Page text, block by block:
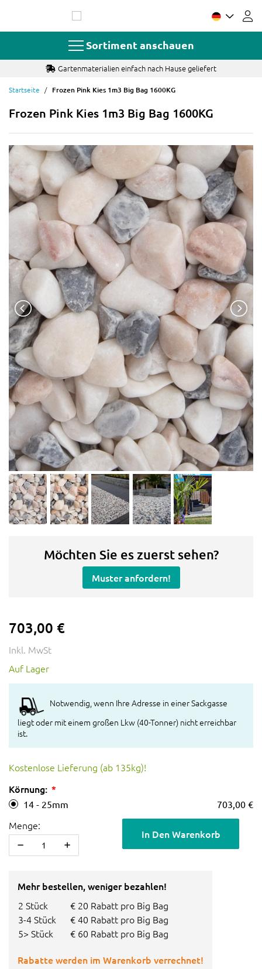
springen
Sortiment anschauen
Gartenmaterialien einfach nach Hause geliefert
Startseite Frozen Pink Kies 1m3 Big Bag 1600KG
Frozen Pink Kies 1m3 Big Bag 1600KG
Möchten Sie es zuerst sehen?
Muster anfordern!
703,00 €
Inkl. MwSt
Auf Lager
Notwendig, wenn Ihre Adresse in einer Sackgasse
liegt oder mit einem großen Lkw (40-Tonner) nicht erreichbar
ist.
Kostenlose Lieferung (ab 135kg)!
Körnung:
14 - 25mm 703,00 €
Menge:
In Den Warenkorb
Mehr bestellen, weniger bezahlen!
2 Stück
€ 20 Rabatt pro Big Bag
3-4 Stück
€ 40 Rabatt pro Big Bag
5> Stück
€ 60 Rabatt pro Big Bag
Rabatte werden im Warenkorb verrechnet!